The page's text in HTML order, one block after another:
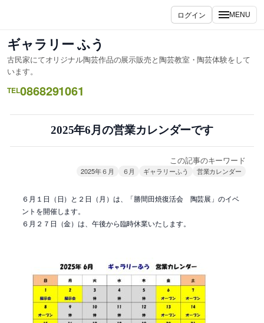
ス
キ
ッ
プ
ログイン MENU
ギャラリー ふう
古民家にてオリジナル陶芸作品の展示販売と陶芸教室・陶芸体験をして
います。
TEL0868291061
2025年6月の営業カレンダーです
この記事のキーワード
2025年６月 ６月 ギャラリーふう 営業カレンダー
６月１日（日）と２日（月）は、「勝間田焼復活会 陶芸展」のイベ
ントを開催します。
６月２７日（金）は、午後から臨時休業いたします。